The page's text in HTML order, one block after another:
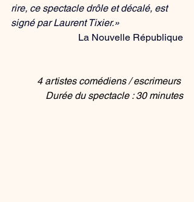
rire, ce spectacle drôle et décalé, est
signé par Laurent Tixier.»
La Nouvelle République
4 artistes comédiens / escrimeurs
Durée du spectacle : 30 minutes